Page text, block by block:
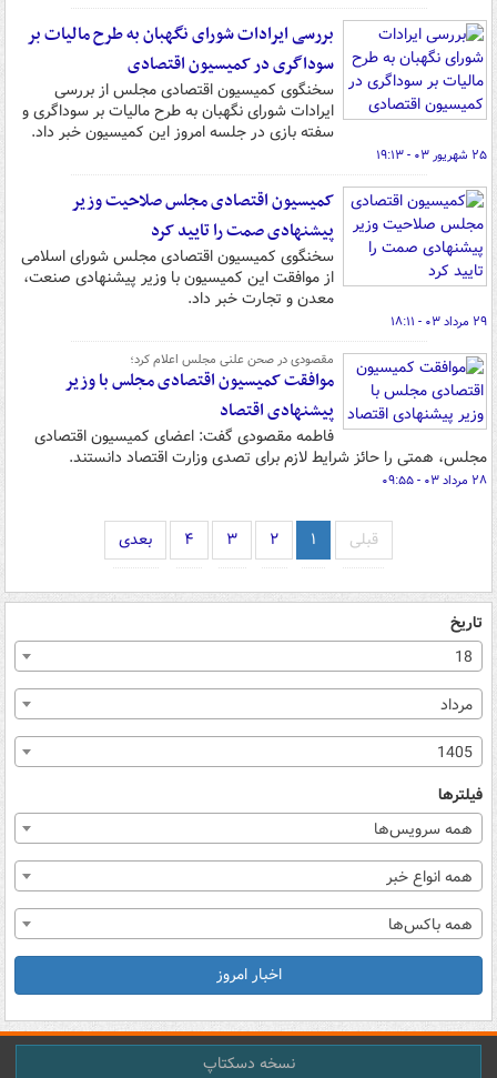
بررسی ایرادات شورای نگهبان به طرح مالیات بر
سوداگری در کمیسیون اقتصادی
سخنگوی کمیسیون اقتصادی مجلس از بررسی
ایرادات شورای نگهبان به طرح مالیات بر سوداگری و
سفته بازی در جلسه امروز این کمیسیون خبر داد.
۲۵ شهریور ۰۳ - ۱۹:۱۳
کمیسیون اقتصادی مجلس صلاحیت وزیر
پیشنهادی صمت را تایید کرد
سخنگوی کمیسیون اقتصادی مجلس شورای اسلامی
از موافقت این کمیسیون با وزیر پیشنهادی صنعت،
معدن و تجارت خبر داد.
۲۹ مرداد ۰۳ - ۱۸:۱۱
مقصودی در صحن علنی مجلس اعلام کرد؛
موافقت کمیسیون اقتصادی مجلس با وزیر
پیشنهادی اقتصاد
فاطمه مقصودی گفت: اعضای کمیسیون اقتصادی
مجلس، همتی را حائز شرایط لازم برای تصدی وزارت اقتصاد دانستند.
۲۸ مرداد ۰۳ - ۰۹:۵۵
قبلی ۱ ۲ ۳ ۴ بعدی
تاریخ
18
مرداد
1405
فیلترها
همه سرویس‌ها
همه انواع خبر
همه باکس‌ها
اخبار امروز
نسخه دسکتاپ